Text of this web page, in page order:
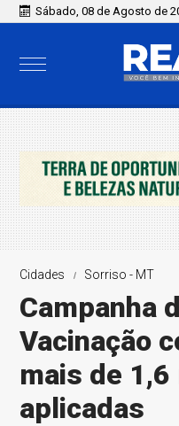
Sábado, 08 de Agosto de
Cidades Sorriso - MT
Campanha
Vacinação
mais de
aplicadas